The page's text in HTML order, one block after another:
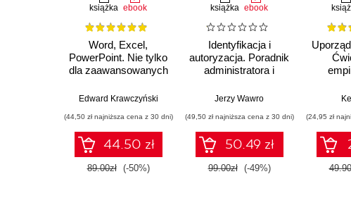
książka ebook
Word, Excel,
PowerPoint. Nie tylko
dla zaawansowanych
Edward Krawczyński
(44,50 zł najniższa cena z 30 dni)
44.50 zł
89.00zł (-50%)
książka ebook
Identyfikacja i
autoryzacja. Poradnik
administratora i
Jerzy Wawro
(49,50 zł najniższa cena z 30 dni)
50.49 zł
99.00zł (-49%)
(24,95 zł